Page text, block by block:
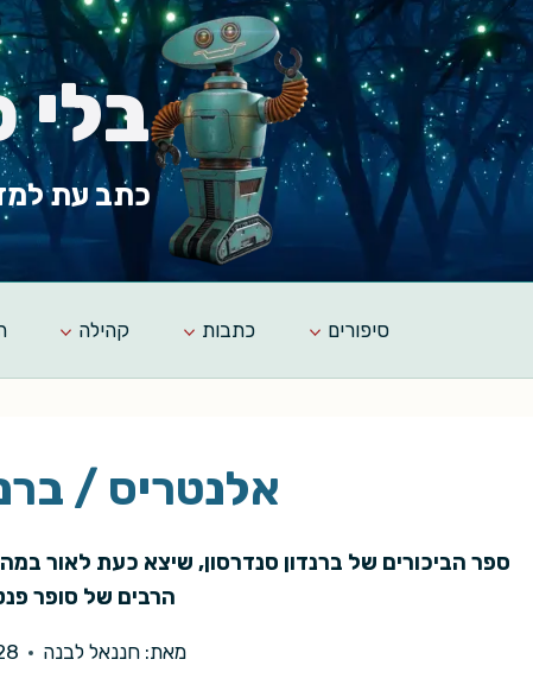
בלי
כתב עת
סיפורים כתבות קהילה
אלנטריס /
ספר הביכורים של ברנדון סנדרסון, שיצא כעת לאור
הרבים של סופר
מאת: חננאל לבנה 28